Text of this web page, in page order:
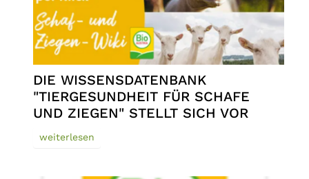
DIE WISSENSDATENBANK
"TIERGESUNDHEIT FÜR SCHAFE
UND ZIEGEN" STELLT SICH VOR
weiterlesen